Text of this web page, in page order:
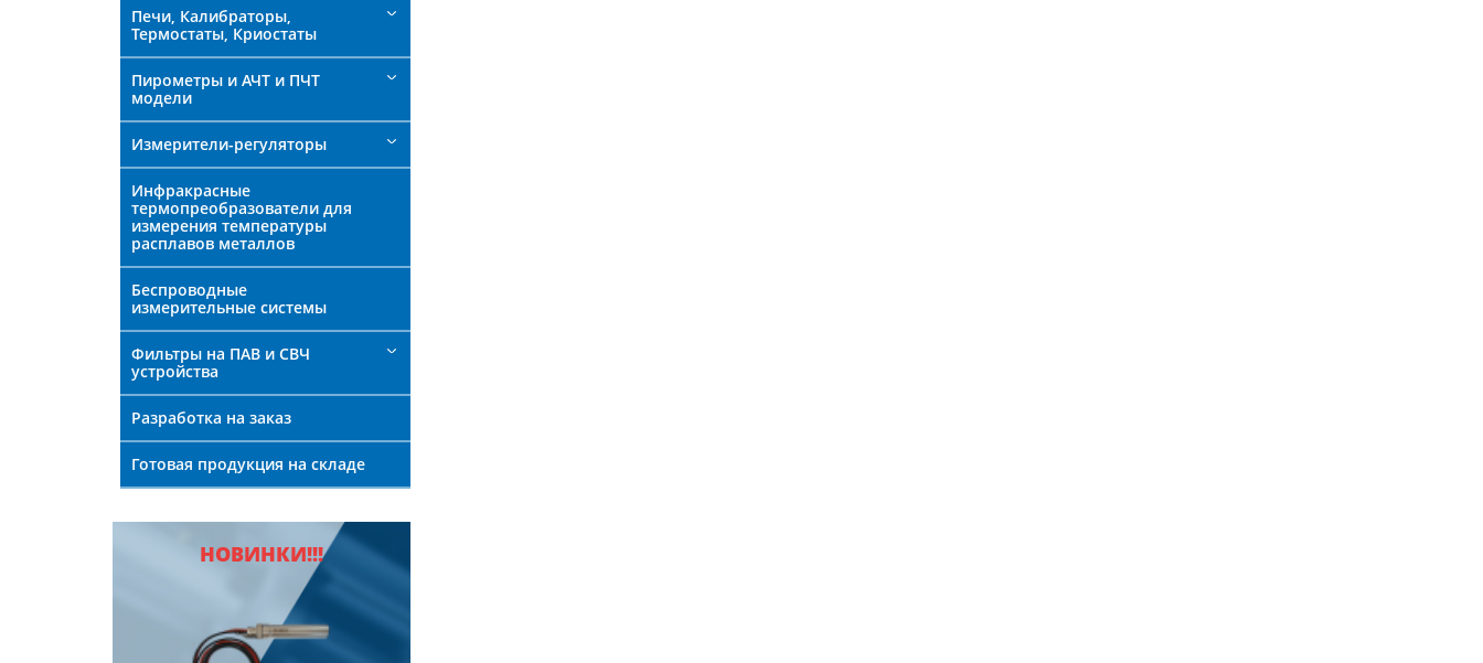
Печи, Калибраторы,
Термостаты, Криостаты
Пирометры и АЧТ и ПЧТ
модели
Измерители-регуляторы
Инфракрасные
термопреобразователи для
измерения температуры
расплавов металлов
Беспроводные
измерительные системы
Фильтры на ПАВ и СВЧ
устройства
Разработка на заказ
Готовая продукция на складе
НОВИНКИ!!!